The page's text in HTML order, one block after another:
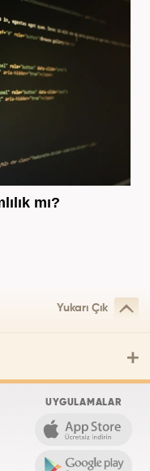
mı?
Yukarı Çık
UYGULAMALAR